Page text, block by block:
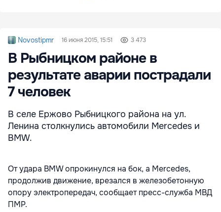
Novostipmr 16 июня 2015, 15:51 3 473
В Рыбницком районе в
результате аварии пострадали
7 человек
В селе Ержово Рыбницкого района на ул.
Ленина столкнулись автомобили Mercedes и
BMW.
От удара BMW опрокинулся на бок, а Mercedes,
продолжив движение, врезался в железобетонную
опору электропередач, сообщает пресс-служба МВД
ПМР.